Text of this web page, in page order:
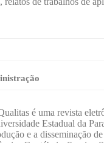
é uma revista
Estadual da
e a disseminação